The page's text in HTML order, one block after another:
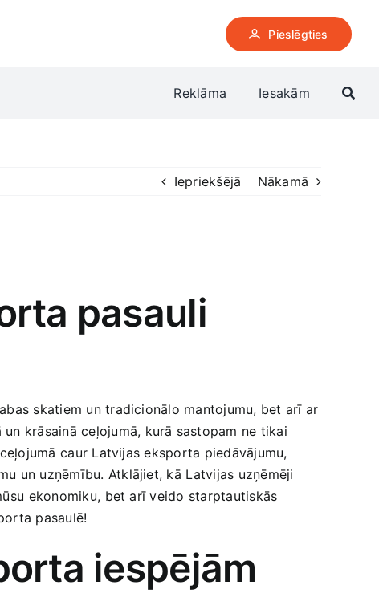
Pieslēgties
Reklāma Iesakām
Iepriekšējā Nākamā
pasauli
skatiem un tradicionālo mantojumu, bet arī ar
krāsainā ‍ceļojumā, kurā sastopam ne tikai
⁣caur Latvijas eksporta piedāvājumu,
un uzņēmību. Atklājiet, ‍kā⁢ Latvijas uzņēmēji
⁢ekonomiku,⁤ bet arī veido starptautiskās
pasaulē!
iespējām